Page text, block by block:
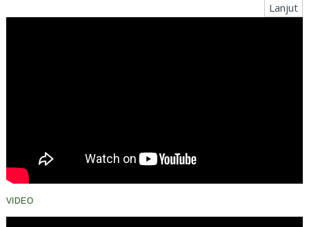
Lanjut
VIDEO